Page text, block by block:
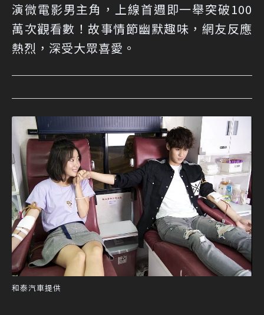
演微電影男主角，上線首週即一舉突破100
萬次觀看數！故事情節幽默趣味，網友反應
熱烈，深受大眾喜愛。
和泰汽車提供